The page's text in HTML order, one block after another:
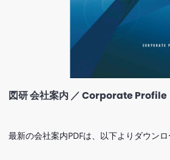
図研 会社案内 ／ Corporate Profile
最新の会社案内PDFは、以下よりダウンロ